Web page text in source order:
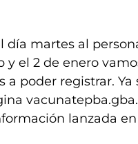
día martes al
el 2 de enero
poder registrar. Ya
lanzada